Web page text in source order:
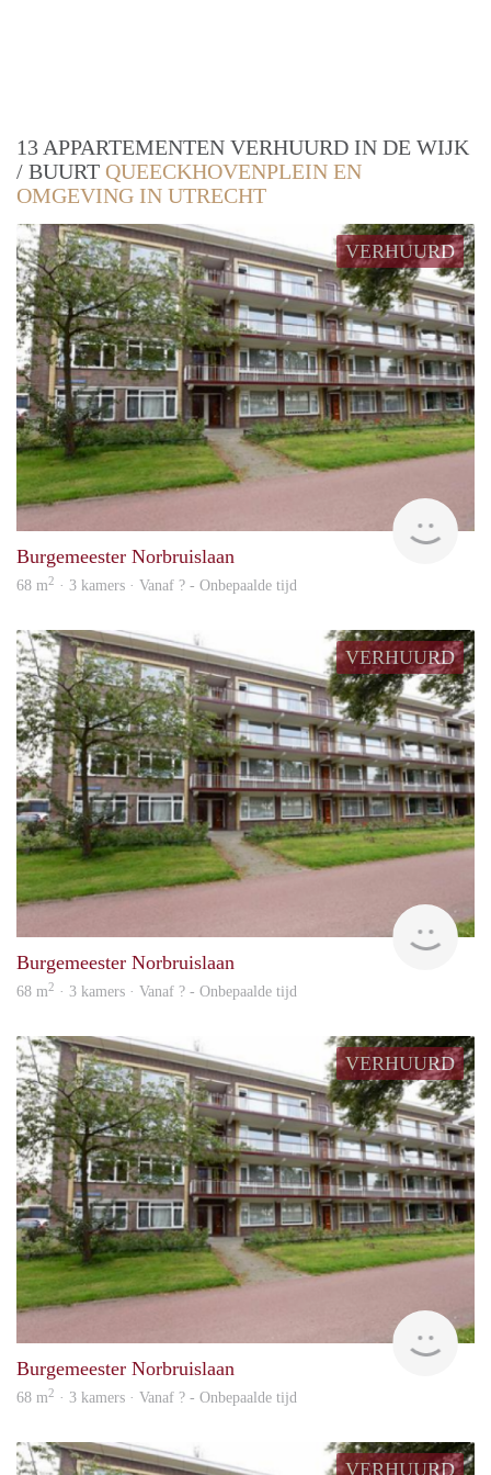
13 APPARTEMENTEN VERHUURD IN DE WIJK
/ BUURT QUEECKHOVENPLEIN EN
OMGEVING IN UTRECHT
VERHUURD
Burgemeester Norbruislaan
68 m2 · 3 kamers · Vanaf ? - Onbepaalde tijd
VERHUURD
rent
Burgemeester Norbruislaan
68 m2 · 3 kamers · Vanaf ? - Onbepaalde tijd
VERHUURD
rent
Burgemeester Norbruislaan
68 m2 · 3 kamers · Vanaf ? - Onbepaalde tijd
VERHUURD